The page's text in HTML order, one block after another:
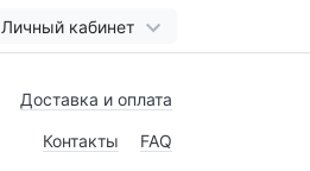
Личный кабинет
Доставка и оплата
Контакты FAQ